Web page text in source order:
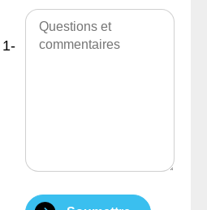
1-
Questions
commentaires